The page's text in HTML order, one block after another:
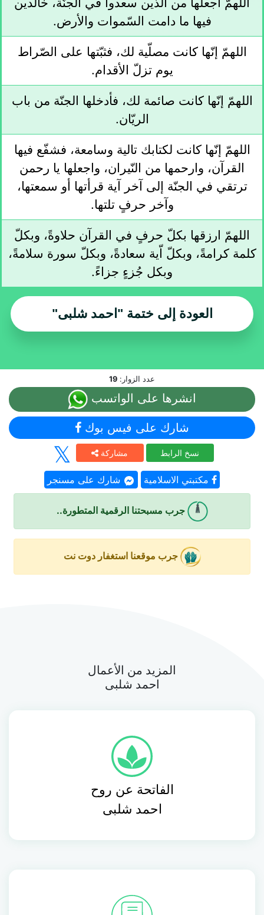
فيها ما دامت السّموات والأرض.
اللهمّ إنّها كانت مصلّية لك، فثبّتها على الصّراط
يوم تزلّ الأقدام.
اللهمّ إنّها كانت صائمة لك، فأدخلها الجنّة من باب
الريّان.
اللهمّ إنّها كانت لكتابك تالية وسامعة، فشفّع فيها
القرآن، وارحمها من النّيران، واجعلها يا رحمن
ترتقي في الجنّة إلى آخر آية قرأتها أو سمعتها،
وآخر حرفٍ تلتها.
اللهمّ ارزقها بكلّ حرفٍ في القرآن حلاوةً، وبكلّ
كلمة كرامةً، وبكلّ اّية سعادةً، وبكلّ سورة سلامةً،
وبكل جُزءٍ جزاءً.
العودة إلى ختمة "احمد شلبى"
عدد الزوار: 19
انشرها على الواتسب
شارك على فيس بوك
مشاركة نسخ الرابط
شارك على مسنجر مكتبتي الاسلامية
جرب مسبحتنا الرقمية المتطورة..
جرب موقعنا استغفار دوت نت
المزيد من الأعمال
احمد شلبى
الفاتحة عن روح
احمد شلبى